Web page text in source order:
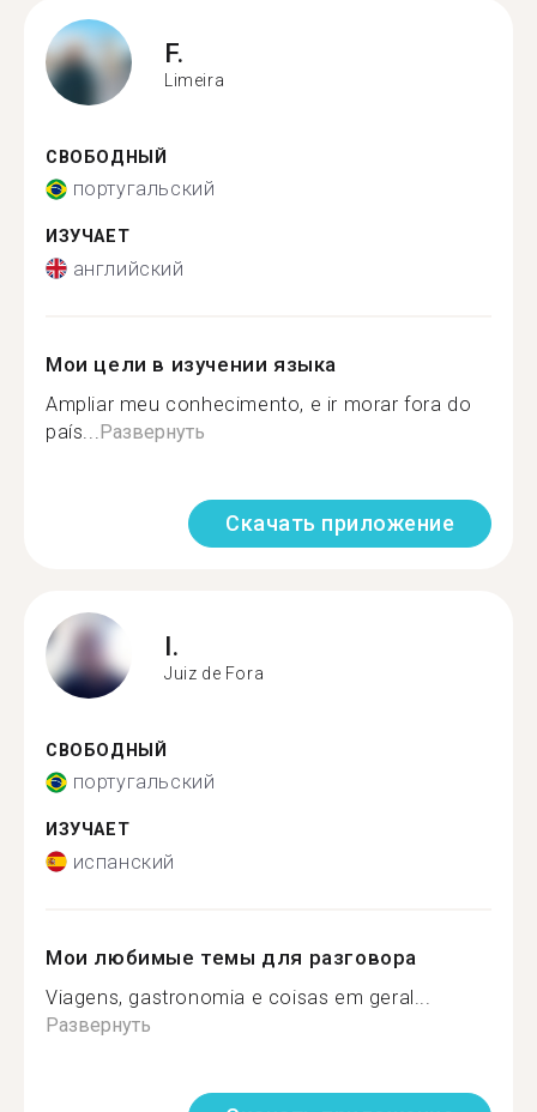
F.
Limeira
СВОБОДНЫЙ
португальский
ИЗУЧАЕТ
английский
Мои цели в изучении языка
Ampliar meu conhecimento, e ir morar fora do
país... Развернуть
Скачать приложение
I.
Juiz de Fora
СВОБОДНЫЙ
португальский
ИЗУЧАЕТ
испанский
Мои любимые темы для разговора
Viagens, gastronomia e coisas em geral...
Развернуть